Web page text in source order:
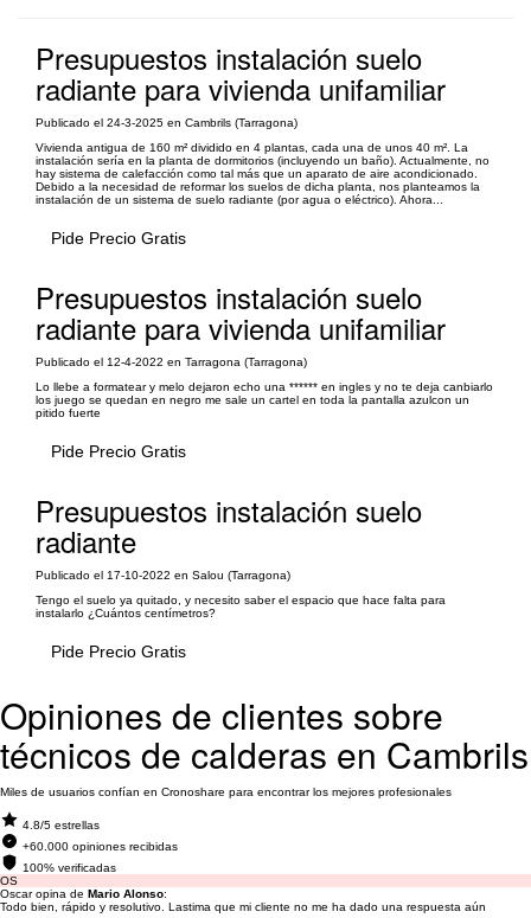
Presupuestos instalación suelo
radiante para vivienda unifamiliar
Publicado el 24-3-2025 en Cambrils (Tarragona)
Vivienda antigua de 160 m² dividido en 4 plantas, cada una de unos 40 m². La
instalación sería en la planta de dormitorios (incluyendo un baño). Actualmente, no
hay sistema de calefacción como tal más que un aparato de aire acondicionado.
Debido a la necesidad de reformar los suelos de dicha planta, nos planteamos la
instalación de un sistema de suelo radiante (por agua o eléctrico). Ahora...
Pide Precio Gratis
Presupuestos instalación suelo
radiante para vivienda unifamiliar
Publicado el 12-4-2022 en Tarragona (Tarragona)
Lo llebe a formatear y melo dejaron echo una ****** en ingles y no te deja canbiarlo
los juego se quedan en negro me sale un cartel en toda la pantalla azulcon un
pitido fuerte
Pide Precio Gratis
Presupuestos instalación suelo
radiante
Publicado el 17-10-2022 en Salou (Tarragona)
Tengo el suelo ya quitado, y necesito saber el espacio que hace falta para
instalarlo ¿Cuántos centímetros?
Pide Precio Gratis
Opiniones de clientes sobre
técnicos de calderas en Cambrils
Miles de usuarios confían en Cronoshare para encontrar los mejores profesionales
4.8/5 estrellas
+60.000 opiniones recibidas
100% verificadas
OS
Oscar opina de Mario Alonso:
Todo bien, rápido y resolutivo. Lastima que mi cliente no me ha dado una respuesta aún